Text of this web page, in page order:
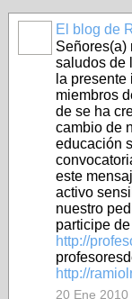
El blog de
Señores(a)
saludos de
la
miembros
de se ha
cambio de
educación
este
activo
nuestro
participe
http://
http://
20 Ene 2010